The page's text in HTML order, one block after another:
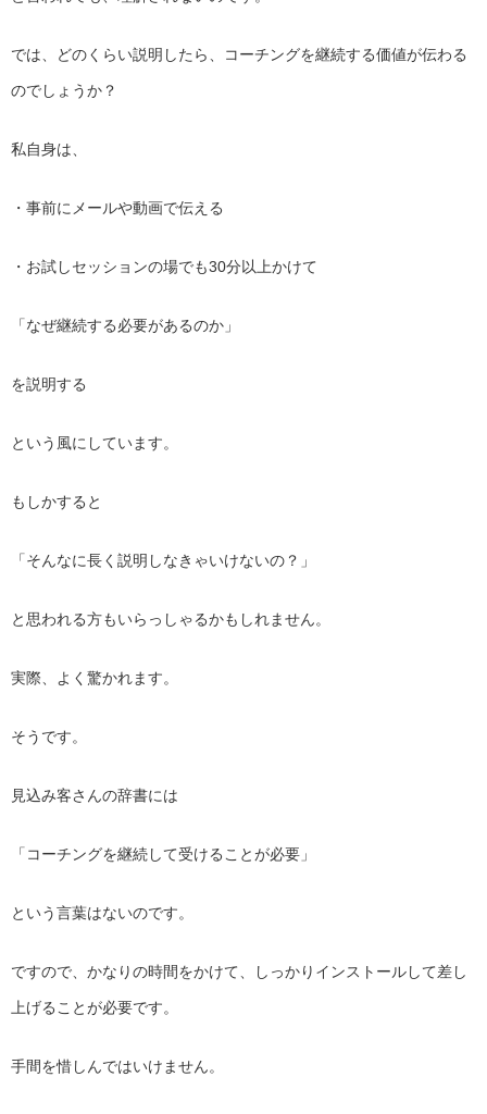
では、どのくらい説明したら、 コーチングを継続する価値が伝わる
のでしょうか？
私自身は、
・事前にメールや動画で伝える
・お試しセッションの場でも30分以上かけて
「なぜ継続する必要があるのか」
を説明する
という風にしています。
もしかすると
「そんなに長く説明しなきゃいけないの？」
と思われる方もいらっしゃるかもしれません。
実際、よく驚かれます。
そうです。
見込み客さんの辞書には
「コーチングを継続して受けることが必要」
という言葉はないのです。
ですので、かなりの時間をかけて、 しっかりインストールして差し
上げることが必要です。
手間を惜しんではいけません。